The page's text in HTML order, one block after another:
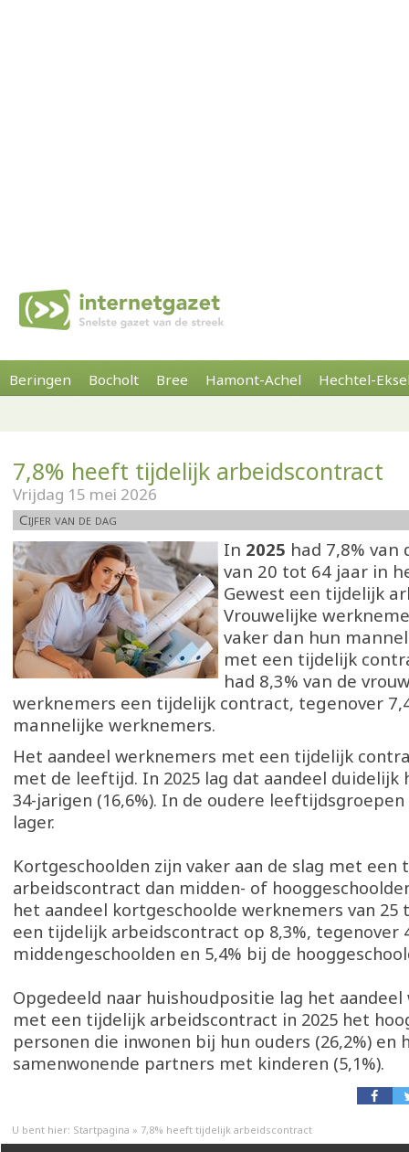
Beringen Bocholt Bree Hamont-Achel Hechtel-
7,8% heeft tijdelijk arbeidscontract
Vrijdag 15 mei 2026
Cijfer van de dag
In 2025 had 7,8%
van 20 tot 64 jaar in
Gewest een tijdelijk
Vrouwelijke
vaker dan hun
met een tijdelijk
had 8,3% van de
werknemers een tijdelijk contract, tegenover
mannelijke werknemers.
Het aandeel werknemers met een tijdelijk
met de leeftijd. In 2025 lag dat aandeel duidelijk
34-jarigen (16,6%). In de oudere
lager.
Kortgeschoolden zijn vaker aan de slag met een
arbeidscontract dan midden- of
het aandeel kortgeschoolde werknemers van 25
een tijdelijk arbeidscontract op 8,3%, tegenover
middengeschoolden en 5,4% bij de
Opgedeeld naar huishoudpositie lag het
met een tijdelijk arbeidscontract in 2025 het
personen die inwonen bij hun ouders (26,2%) en
samenwonende partners met kinderen (5,1%).
U bent hier: Startpagina » 7,8% heeft tijdelijk arbeidscontract